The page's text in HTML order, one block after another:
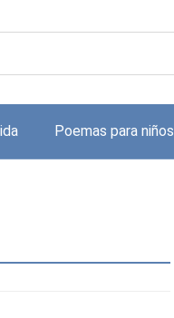
Poemas para niños